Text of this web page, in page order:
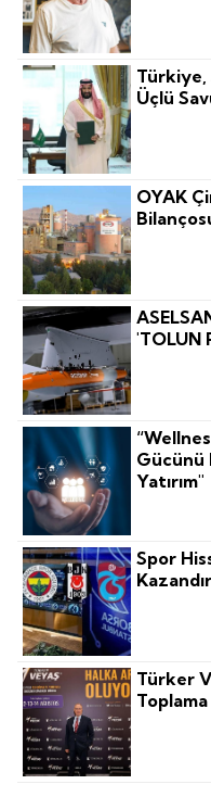
Türkiye,
Üçlü
OYAK
'TOLUN
Yatırım"
Spor
Türker